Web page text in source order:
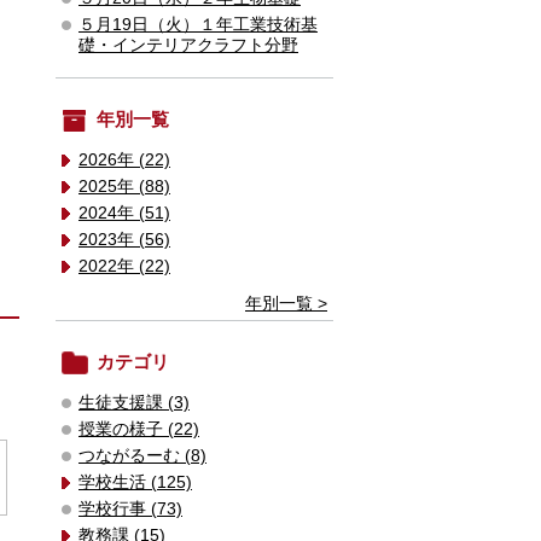
５月19日（火）１年工業技術基
礎・インテリアクラフト分野
年別一覧
2026年 (22)
2025年 (88)
2024年 (51)
2023年 (56)
2022年 (22)
年別一覧 >
カテゴリ
生徒支援課 (3)
授業の様子 (22)
つながるーむ (8)
学校生活 (125)
学校行事 (73)
教務課 (15)